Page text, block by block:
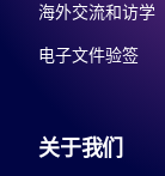
海外交流和访学
电子文件验签
关于我们